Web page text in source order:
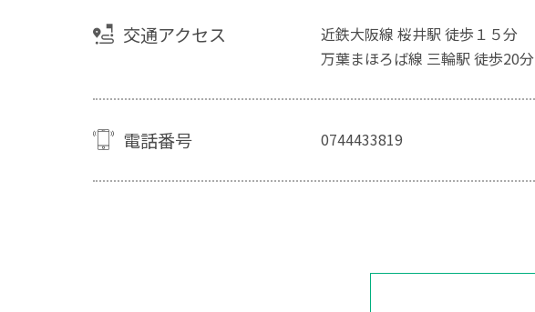
交通アクセス
近鉄大阪線 桜井駅 徒歩１５分
万葉まほろば線 三輪駅 徒歩20分
電話番号 0744433819